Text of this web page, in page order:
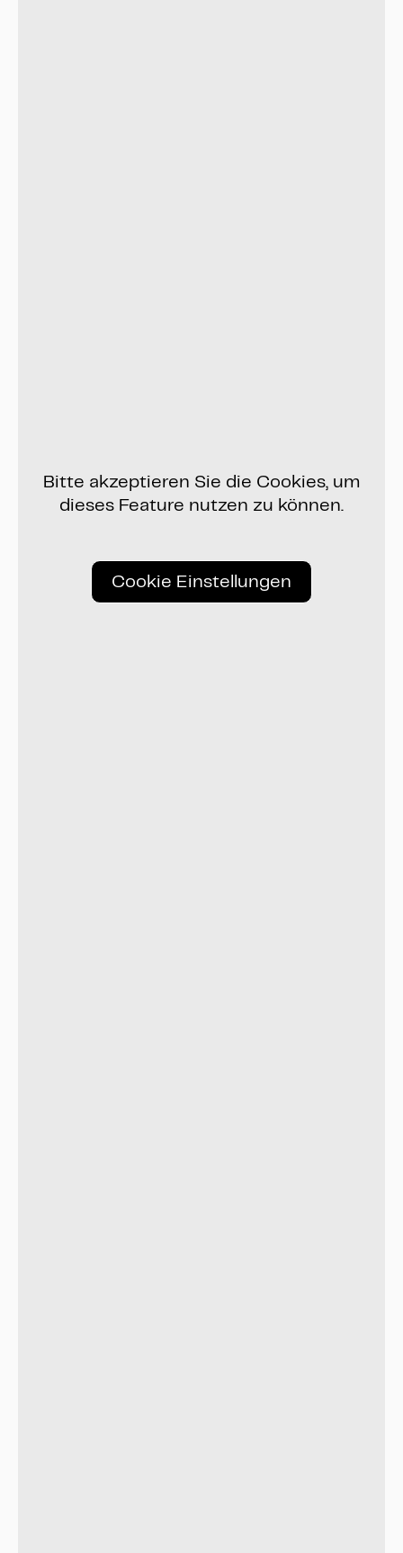
Bitte akzeptieren Sie die Cookies, um
dieses Feature nutzen zu können.
Cookie Einstellungen